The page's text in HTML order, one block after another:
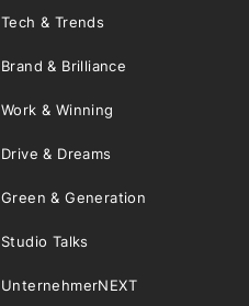
Tech & Trends
Brand & Brilliance
Work & Winning
Drive & Dreams
Green & Generation
Studio Talks
UnternehmerNEXT